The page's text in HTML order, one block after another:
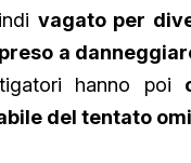
vagato per
a
hanno poi
del tentato